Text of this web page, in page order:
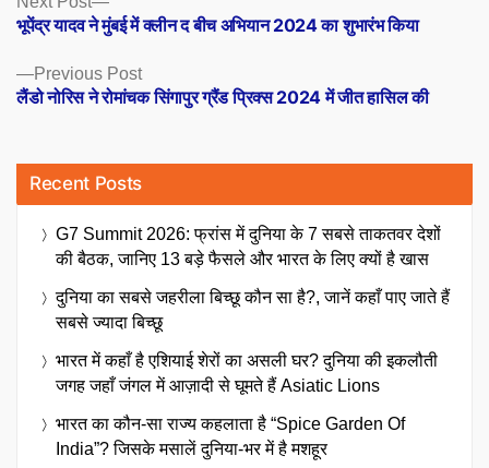
navigation
Previous PostPrevious
post:
लैंडो नोरिस ने रोमांचक सिंगापुर ग्रैंड प्रिक्स 2024 में जीत हासिल की
post:
भूपेंद्र यादव ने मुंबई में क्लीन द बीच अभियान 2024 का शुभारंभ किया
Recent Posts
G7 Summit 2026: फ्रांस में दुनिया के 7 सबसे ताकतवर देशों
की बैठक, जानिए 13 बड़े फैसले और भारत के लिए क्यों है खास
दुनिया का सबसे जहरीला बिच्छू कौन सा है?, जानें कहाँ पाए जाते हैं
सबसे ज्यादा बिच्छू
भारत में कहाँ है एशियाई शेरों का असली घर? दुनिया की इकलौती
जगह जहाँ जंगल में आज़ादी से घूमते हैं Asiatic Lions
भारत का कौन-सा राज्य कहलाता है “Spice Garden Of
India”? जिसके मसालें दुनिया-भर में है मशहूर